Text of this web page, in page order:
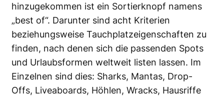
hinzugekommen ist ein Sortierknopf namens
„best of“. Darunter sind acht Kriterien
beziehungsweise Tauchplatzeigenschaften zu
finden, nach denen sich die passenden Spots
und Urlaubsformen weltweit listen lassen. Im
Einzelnen sind dies: Sharks, Mantas, Drop-
Offs, Liveaboards, Höhlen, Wracks, Hausriffe